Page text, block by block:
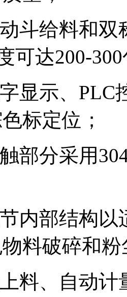
斗给料和双
可达200-
显示、PLC
标定位；
部分采用
内部结构以
料破碎和
料、自动计